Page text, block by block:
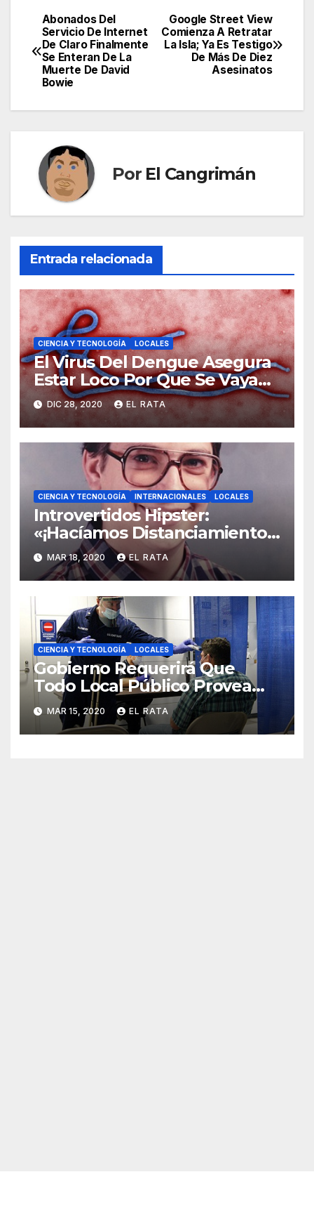
Navegación
de
entradas
Google Street View
Comienza A Retratar
La Isla; Ya Es Testigo
De Más De Diez
Asesinatos
Abonados Del
Servicio De Internet
De Claro Finalmente
Se Enteran De La
Muerte De David
Bowie
Por El Cangrimán
Entrada relacionada
CIENCIA Y TECNOLOGÍA LOCALES
El Virus Del Dengue Asegura
Estar Loco Por Que Se Vaya
Su Primo Vividor, El COVID-19
DIC 28, 2020 EL RATA
CIENCIA Y TECNOLOGÍA INTERNACIONALES LOCALES
Introvertidos Hipster:
«¡Hacíamos Distanciamiento
Social Antes De Que El
Coronavirus Lo Hiciera Cool!»
MAR 18, 2020 EL RATA
CIENCIA Y TECNOLOGÍA LOCALES
Gobierno Requerirá Que
Todo Local Público Provea
«Culito De Rana» A Sus
Clientes
MAR 15, 2020 EL RATA